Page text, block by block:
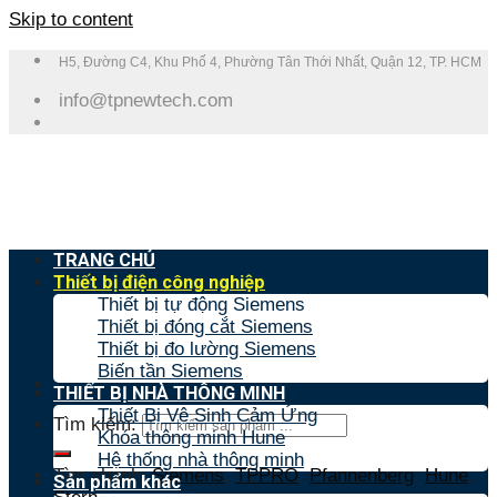
Skip to content
H5, Đường C4, Khu Phố 4, Phường Tân Thới Nhất, Quận 12, TP. HCM
info@tpnewtech.com
Tìm kiếm:
Tìm nhanh:Siemens,TPPRO,Pfannenberg,Hune,
TRANG CHỦ
Thiết bị điện công nghiệp
Thiết bị tự động Siemens
Thiết bị đóng cắt Siemens
Thiết bị đo lường Siemens
Biến tần Siemens
THIẾT BỊ NHÀ THÔNG MINH
Thiết Bị Vệ Sinh Cảm Ứng
Khóa thông minh Hune
Hệ thống nhà thông minh
Sản phẩm khác